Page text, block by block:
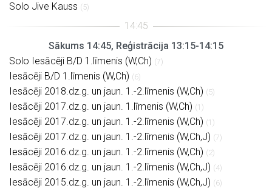
Solo Jive Kauss (5)
Sākums 14:45, Reģistrācija 13:15-14:15
Solo Iesācēji B/D 1.līmenis (W,Ch) (7)
Iesācēji B/D 1.līmenis (W,Ch) (6)
Iesācēji 2018.dz.g. un jaun. 1.-2.līmenis (W,Ch) (5)
Iesācēji 2017.dz.g. un jaun. 1.līmenis (W,Ch) (1)
Iesācēji 2017.dz.g. un jaun. 1.-2.līmenis (W,Ch) (1)
Iesācēji 2017.dz.g. un jaun. 1.-2.līmenis (W,Ch,J) (7)
Iesācēji 2016.dz.g. un jaun. 1.-2.līmenis (W,Ch) (2)
Iesācēji 2016.dz.g. un jaun. 1.-2.līmenis (W,Ch,J) (4)
Iesācēji 2015.dz.g. un jaun. 1.-2.līmenis (W,Ch,J) (6)